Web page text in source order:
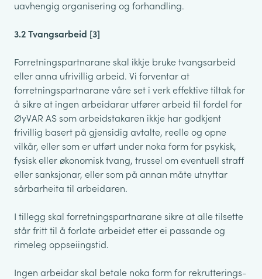
uavhengig organisering og forhandling.
3.2 Tvangsarbeid [3]
Forretningspartnarane skal ikkje bruke tvangsarbeid
eller anna ufrivillig arbeid. Vi forventar at
forretningspartnarane våre set i verk effektive tiltak for
å sikre at ingen arbeidarar utfører arbeid til fordel for
ØyVAR AS som arbeidstakaren ikkje har godkjent
frivillig basert på gjensidig avtalte, reelle og opne
vilkår, eller som er utført under noka form for psykisk,
fysisk eller økonomisk tvang, trussel om eventuell straff
eller sanksjonar, eller som på annan måte utnyttar
sårbarheita til arbeidaren.
I tillegg skal forretningspartnarane sikre at alle tilsette
står fritt til å forlate arbeidet etter ei passande og
rimeleg oppseiingstid.
Ingen arbeidar skal betale noka form for rekrutterings-